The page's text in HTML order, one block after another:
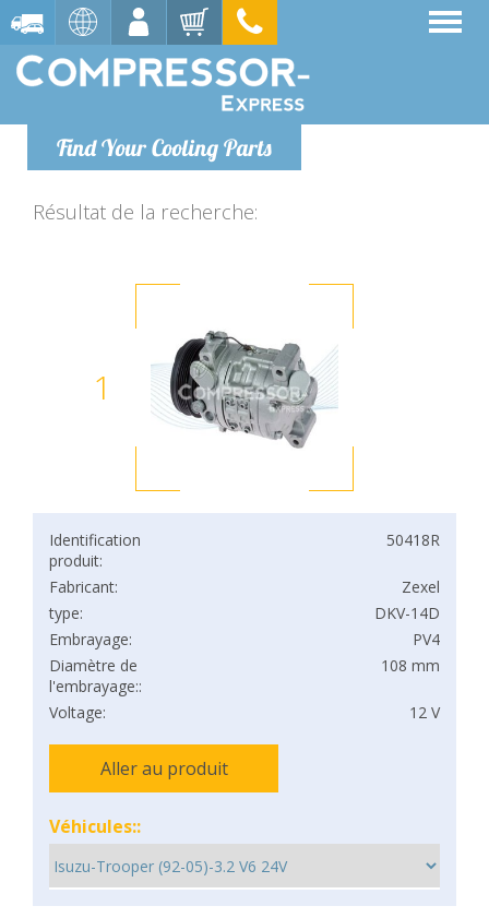
Find Your Cooling Parts
Résultat de la recherche:
1
Identification
produit:
50418R
Fabricant:
Zexel
type:
DKV-14D
Embrayage:
PV4
Diamètre de
l'embrayage::
108 mm
Voltage: 12 V
Aller au produit
Véhicules::